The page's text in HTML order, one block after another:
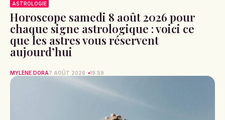
ASTROLOGIE
Horoscope samedi 8 août 2026 pour
chaque signe astrologique : voici ce
que les astres vous réservent
aujourd’hui
MYLÈNE DORA7 AOÛT 2026 19:59